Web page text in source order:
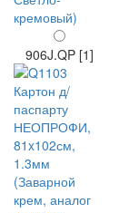
906J.QP [1]